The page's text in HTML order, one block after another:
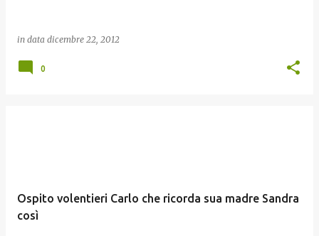
in data dicembre 22, 2012
0
Ospito volentieri Carlo che ricorda sua madre Sandra
così